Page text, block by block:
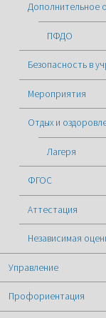
Дополнительное
ПФДО
Безопасность в
Мероприятия
Отдых и
Лагеря
ФГОС
Аттестация
Независимая
Управление
Профориентация